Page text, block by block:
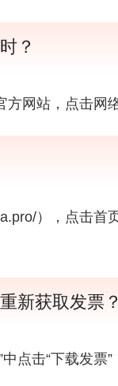
？
方网站，点击网
），点击
新获取发票
点击“下载发